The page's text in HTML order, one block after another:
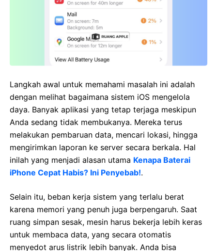
Langkah awal untuk memahami masalah ini adalah
dengan melihat bagaimana sistem iOS mengelola
daya. Banyak aplikasi yang tetap terjaga meskipun
Anda sedang tidak membukanya. Mereka terus
melakukan pembaruan data, mencari lokasi, hingga
mengirimkan laporan ke server secara berkala. Hal
inilah yang menjadi alasan utama Kenapa Baterai
iPhone Cepat Habis? Ini Penyebab!.
Selain itu, beban kerja sistem yang terlalu berat
karena memori yang penuh juga berpengaruh. Saat
ruang simpan sesak, mesin harus bekerja lebih keras
untuk membaca data, yang secara otomatis
menyedot arus listrik lebih banyak. Anda bisa